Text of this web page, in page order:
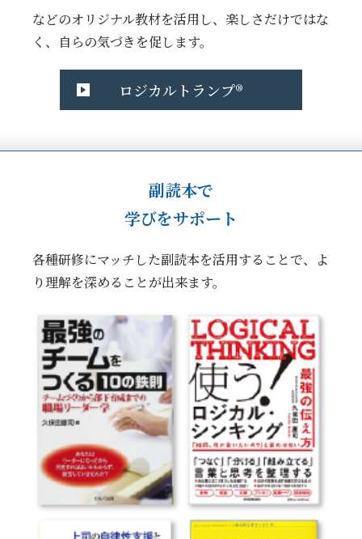
などのオリジナル教材を活用し、楽しさだけではな
く、自らの気づきを促します。
ロジカルトランプ®
副読本で
学びをサポート
各種研修にマッチした副読本を活用することで、よ
り理解を深めることが出来ます。